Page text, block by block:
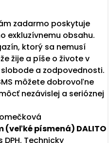
zadarmo poskytuje
exkluzívnemu obsahu.
ktorý sa nemusí
žije a píše o živote v
a zodpovednosti.
môžete dobrovoľne
nezávislej a serióznej
(veľké písmená) DALITO
DPH. Technicky